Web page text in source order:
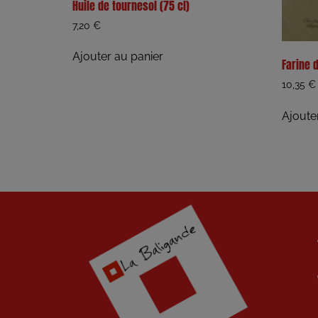
Huile de tournesol (75 cl)
7,20 €
Ajouter au panier Farine
10,35 €